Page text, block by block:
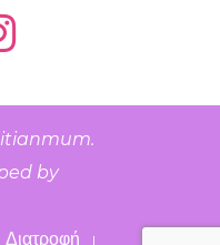
.
by
|